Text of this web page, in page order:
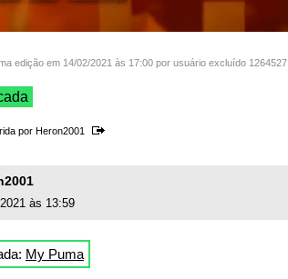
edição em 14/02/2021 às 17:00 por usuário excluído 1264527
por Heron2001
às 13:59
My Puma